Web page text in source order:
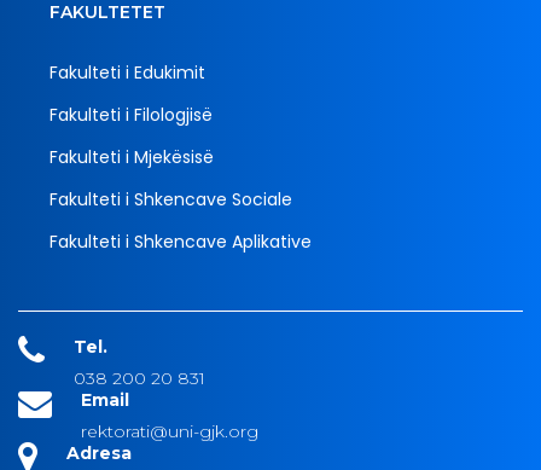
FAKULTETET
Fakulteti i Edukimit
Fakulteti i Filologjisë
Fakulteti i Mjekësisë
Fakulteti i Shkencave Sociale
Fakulteti i Shkencave Aplikative
Tel.
038 200 20 831
Email
rektorati@uni-gjk.org
Adresa